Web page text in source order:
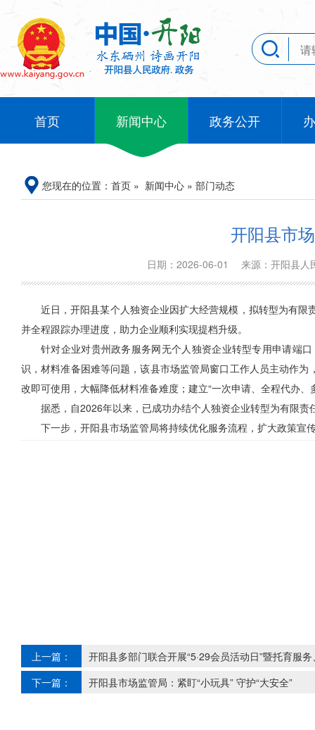
首页 新闻中心 政务公开
您现在的位置： 首页 » 新闻中心 » 部门动态
开阳县市
日期：2026-06-01 来源：开阳县
近日，开阳县某个人独资企业因扩大经营规模，拟转型为有
并全程跟踪办理进度，助力企业顺利实现提档升级。
针对企业对贵州政务服务网无个人独资企业转型专用申请端
识，材料准备困难等问题，该县市场监管局窗口工作人员主动作
改即可使用，大幅降低材料准备难度；建立“一次申请、全程代办
据悉，自2026年以来，已成功办结个人独资企业转型为有限责
下一步，开阳县市场监管局将持续优化服务流程，扩大政策
上一篇：
开阳县多部门联合开展“5·29会员活动日”暨托育服
下一篇：
开阳县市场监管局：紧盯“小玩具” 守护“大安全”